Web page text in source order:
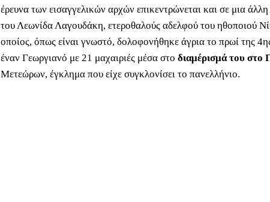
έρευνα των εισαγγελικών αρχών επικεντρώνεται και σε μια
του Λεωνίδα Λαγουδάκη, ετεροθαλούς αδελφού του ηθοποιού
οποίος, όπως είναι γνωστό, δολοφονήθηκε άγρια το πρωί της
έναν Γεωργιανό με 21 μαχαιριές μέσα στο διαμέρισμά του στο
Μετεώρων, έγκλημα που είχε συγκλονίσει το πανελλήνιο.